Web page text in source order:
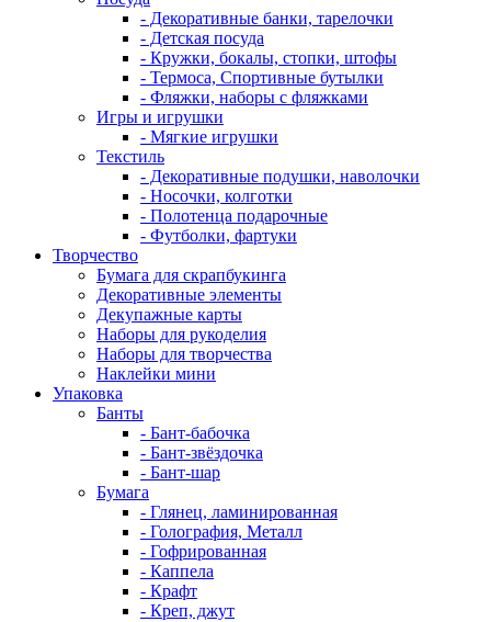
- Декоративные банки, тарелочки
- Детская посуда
- Кружки, бокалы, стопки, штофы
- Термоса, Спортивные бутылки
- Фляжки, наборы с фляжками
Игры и игрушки
- Мягкие игрушки
Текстиль
- Декоративные подушки, наволочки
- Носочки, колготки
- Полотенца подарочные
- Футболки, фартуки
Творчество
Бумага для скрапбукинга
Декоративные элементы
Декупажные карты
Наборы для рукоделия
Наборы для творчества
Наклейки мини
Упаковка
Банты
- Бант-бабочка
- Бант-звёздочка
- Бант-шар
Бумага
- Глянец, ламинированная
- Голография, Металл
- Гофрированная
- Каппела
- Крафт
- Креп, джут